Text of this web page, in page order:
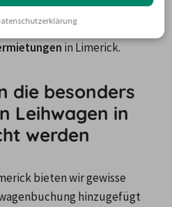
Portal zu beachten.
in Limerick.
die besonders
Leihwagen in
werden
bieten wir gewisse
hinzugefügt